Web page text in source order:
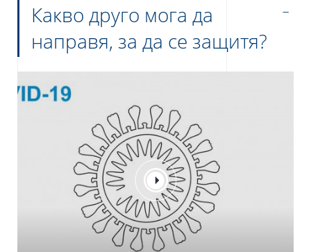
Какво друго мога да
направя, за да се защитя?